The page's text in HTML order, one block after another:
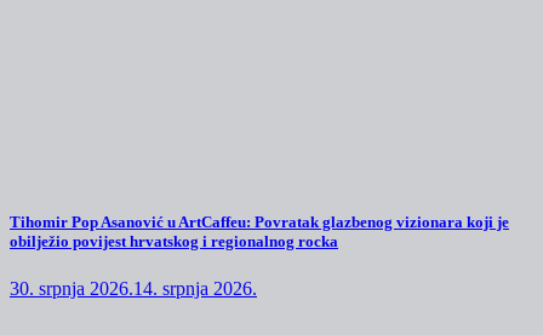
Tihomir Pop Asanović u ArtCaffeu: Povratak glazbenog vizionara koji je
obilježio povijest hrvatskog i regionalnog rocka
30. srpnja 2026.14. srpnja 2026.